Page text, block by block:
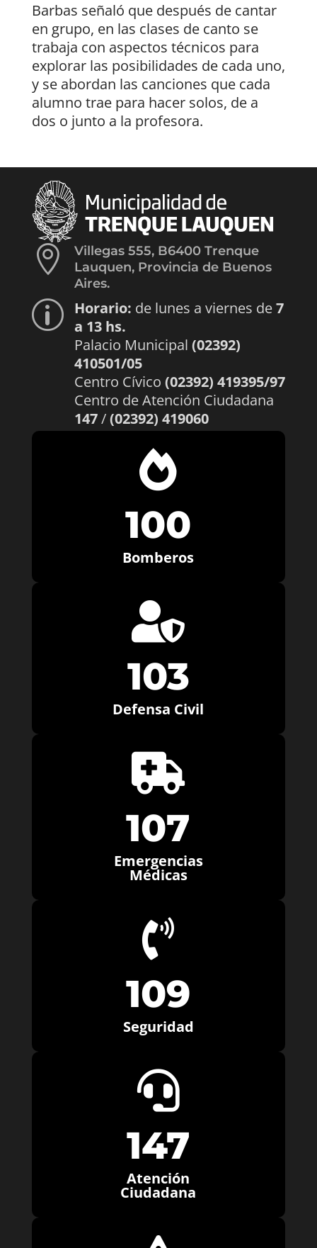
Barbas señaló que después de cantar
en grupo, en las clases de canto se
trabaja con aspectos técnicos para
explorar las posibilidades de cada uno,
y se abordan las canciones que cada
alumno trae para hacer solos, de a
dos o junto a la profesora.

Villegas 555, B6400 Trenque
Lauquen, Provincia de Buenos
Aires.
p Horario: de lunes a viernes de7
a 13 hs.
Palacio Municipal (02392)
410501/05
Centro Cívico (02392) 419395/97
Centro de Atención Ciudadana
147/(02392) 419060

100
Bomberos

103
Defensa Civil

107
Emergencias
Médicas

109
Seguridad

147
Atención
Ciudadana